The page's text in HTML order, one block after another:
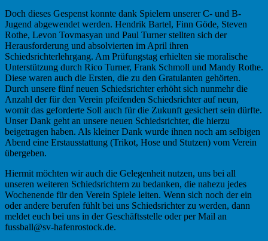
Doch dieses Gespenst konnte dank Spielern unserer C- und B-
Jugend abgewendet werden. Hendrik Bartel, Finn Göde, Steven
Rothe, Levon Tovmasyan und Paul Turner stellten sich der
Herausforderung und absolvierten im April ihren
Schiedsrichterlehrgang. Am Prüfungstag erhielten sie moralische
Unterstützung durch Rico Turner, Frank Schmoll und Mandy Rothe.
Diese waren auch die Ersten, die zu den Gratulanten gehörten.
Durch unsere fünf neuen Schiedsrichter erhöht sich nunmehr die
Anzahl der für den Verein pfeifenden Schiedsrichter auf neun,
womit das geforderte Soll auch für die Zukunft gesichert sein dürfte.
Unser Dank geht an unsere neuen Schiedsrichter, die hierzu
beigetragen haben. Als kleiner Dank wurde ihnen noch am selbigen
Abend eine Erstausstattung (Trikot, Hose und Stutzen) vom Verein
übergeben.
Hiermit möchten wir auch die Gelegenheit nutzen, uns bei all
unseren weiteren Schiedsrichtern zu bedanken, die nahezu jedes
Wochenende für den Verein Spiele leiten. Wenn sich noch der ein
oder andere berufen fühlt bei uns Schiedsrichter zu werden, dann
meldet euch bei uns in der Geschäftsstelle oder per Mail an
fussball@sv-hafenrostock.de.